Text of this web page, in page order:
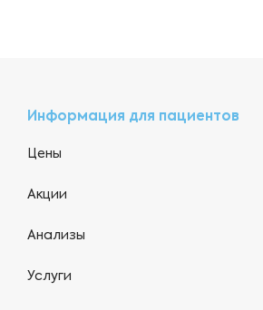
Информация для пациентов
Цены
Акции
Анализы
Услуги